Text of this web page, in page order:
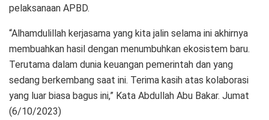
pelaksanaan APBD.
“Alhamdulillah kerjasama yang kita jalin selama ini akhirnya
membuahkan hasil dengan menumbuhkan ekosistem baru.
Terutama dalam dunia keuangan pemerintah dan yang
sedang berkembang saat ini. Terima kasih atas kolaborasi
yang luar biasa bagus ini,” Kata Abdullah Abu Bakar. Jumat
(6/10/2023)